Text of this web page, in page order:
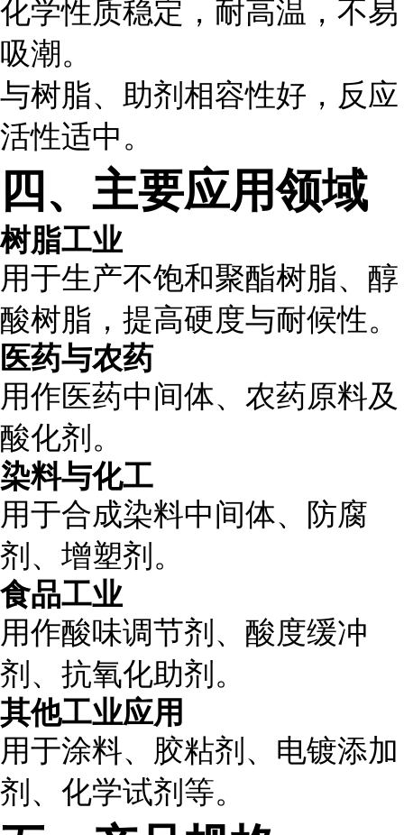
化学性质稳定，耐高温，不易
吸潮。
与树脂、助剂相容性好，反应
活性适中。
四、主要应用领域
树脂工业
用于生产不饱和聚酯树脂、醇
酸树脂，提高硬度与耐候性。
医药与农药
用作医药中间体、农药原料及
酸化剂。
染料与化工
用于合成染料中间体、防腐
剂、增塑剂。
食品工业
用作酸味调节剂、酸度缓冲
剂、抗氧化助剂。
其他工业应用
用于涂料、胶粘剂、电镀添加
剂、化学试剂等。